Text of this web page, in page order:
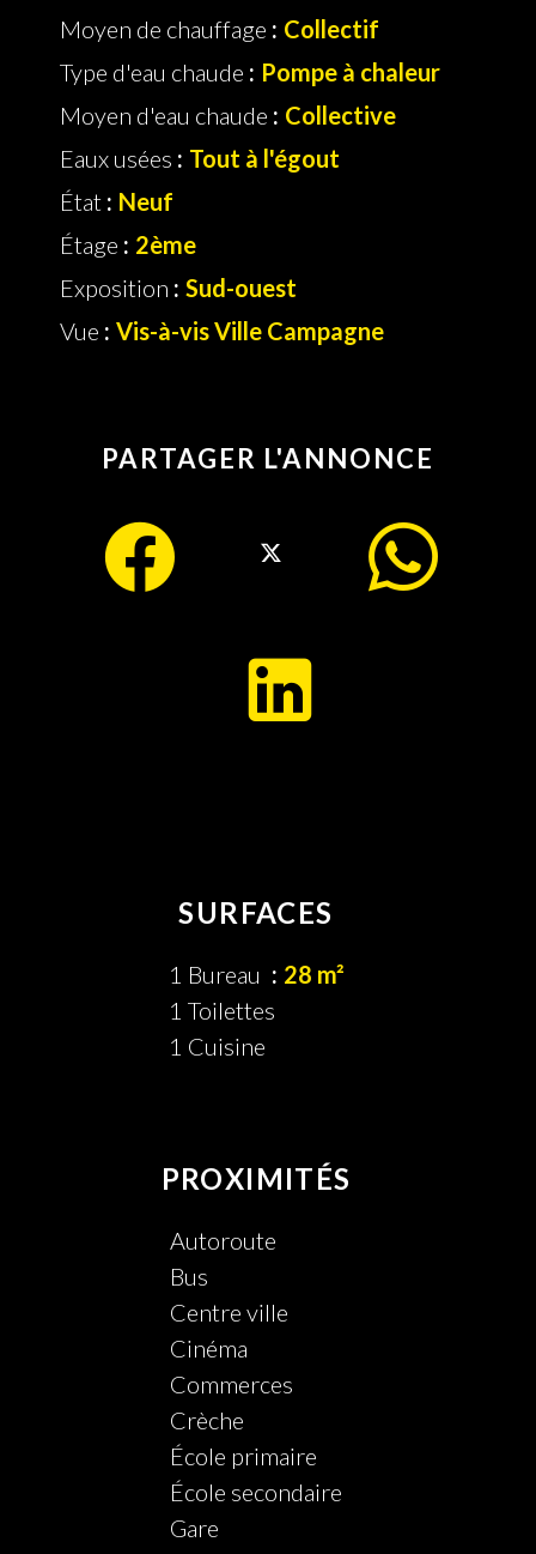
Moyen de chauffage
Collectif
Type d'eau chaude
Pompe à chaleur
Moyen d'eau chaude
Collective
Eaux usées
Tout à l'égout
État
Neuf
Étage
2ème
Exposition
Sud-ouest
Vue
Vis-à-vis Ville Campagne
PARTAGER L'ANNONCE
SURFACES
1 Bureau
28 m²
1 Toilettes
1 Cuisine
PROXIMITÉS
Autoroute
Bus
Centre ville
Cinéma
Commerces
Crèche
École primaire
École secondaire
Gare